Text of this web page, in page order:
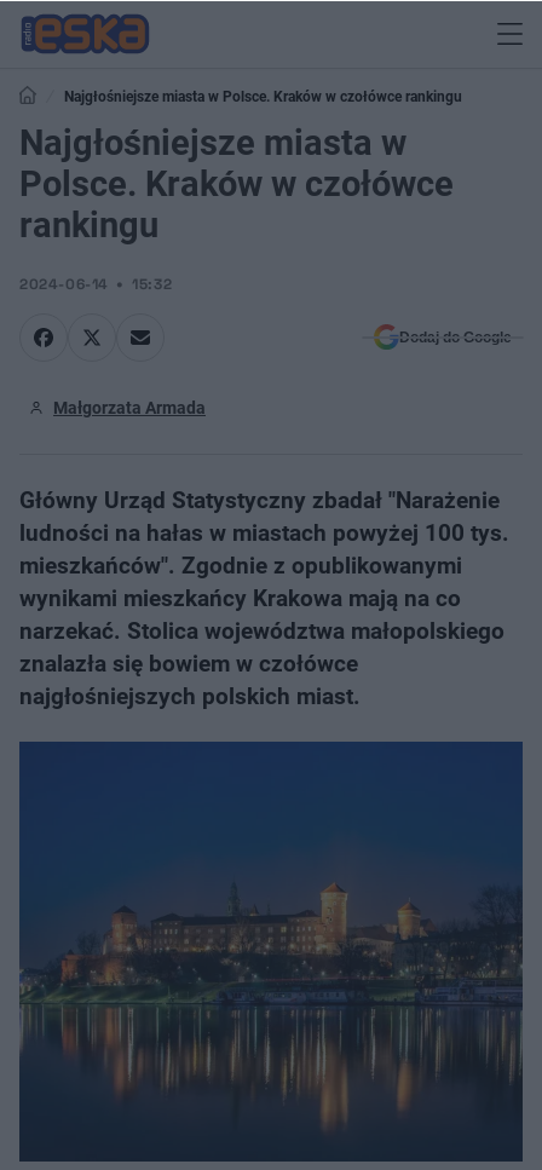
Najgłośniejsze miasta w Polsce. Kraków w czołówce rankingu
Najgłośniejsze miasta w
Polsce. Kraków w czołówce
rankingu
2024-06-14 15:32
Dodaj do Google
Małgorzata Armada
Główny Urząd Statystyczny zbadał "Narażenie
ludności na hałas w miastach powyżej 100 tys.
mieszkańców". Zgodnie z opublikowanymi
wynikami mieszkańcy Krakowa mają na co
narzekać. Stolica województwa małopolskiego
znalazła się bowiem w czołówce
najgłośniejszych polskich miast.